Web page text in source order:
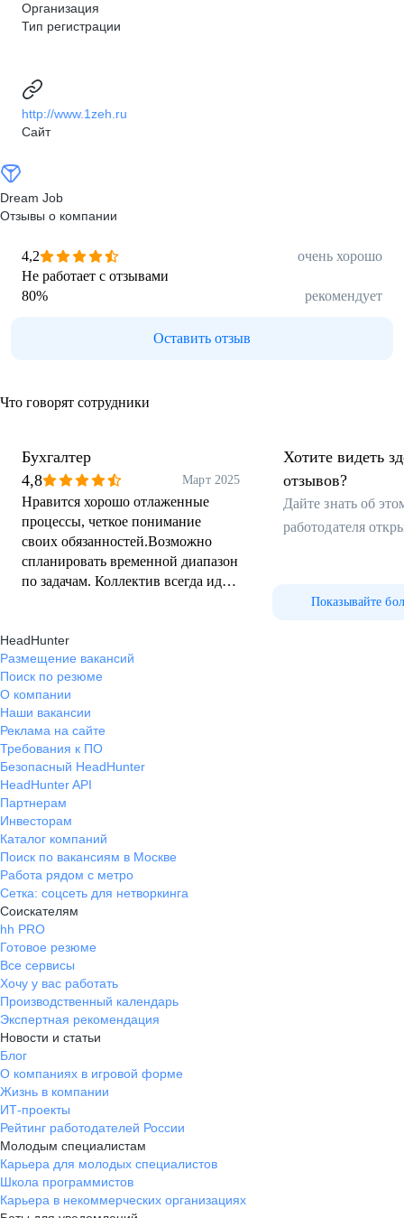
Организация
Тип регистрации
http://www.1zeh.ru
Сайт
Dream Job
Отзывы о компании
4,2
очень хорошо
Не работает с отзывами
80% рекомендует
Оставить отзыв
Что говорят сотрудники
Бухгалтер
4,8
Март 2025
Нравится хорошо отлаженные
процессы, четкое понимание
своих обязанностей.Возможно
спланировать временной диапазон
по задачам. Коллектив всегда идет
Хотите видеть
отзывов?
Дайте знать об
работодателя
Показывайте
HeadHunter
Размещение вакансий
Поиск по резюме
О компании
Наши вакансии
Реклама на сайте
Требования к ПО
Безопасный HeadHunter
HeadHunter API
Партнерам
Инвесторам
Каталог компаний
Поиск по вакансиям в Москве
Работа рядом с метро
Сетка: соцсеть для нетворкинга
Соискателям
hh PRO
Готовое резюме
Все сервисы
Хочу у вас работать
Производственный календарь
Экспертная рекомендация
Новости и статьи
Блог
О компаниях в игровой форме
Жизнь в компании
ИТ-проекты
Рейтинг работодателей России
Молодым специалистам
Карьера для молодых специалистов
Школа программистов
Карьера в некоммерческих организациях